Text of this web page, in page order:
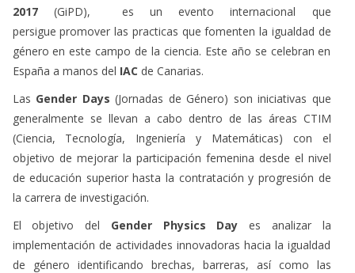
2017(GiPD), es un evento internacional que
persigue promover las practicas que fomenten la igualdad de
género en este campo de la ciencia. Este año se celebran en
España a manos del IAC de Canarias.
Las Gender Days (Jornadas de Género) son iniciativas que
generalmente se llevan a cabo dentro de las áreas CTIM
(Ciencia, Tecnología, Ingeniería y Matemáticas) con el
objetivo de mejorar la participación femenina desde el nivel
de educación superior hasta la contratación y progresión de
la carrera de investigación.
El objetivo del Gender Physics Day es analizar la
implementación de actividades innovadoras hacia la igualdad
de género identificando brechas, barreras, así como las